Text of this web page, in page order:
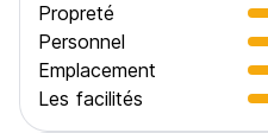
Propreté
Personnel
Emplacement
Les facilités